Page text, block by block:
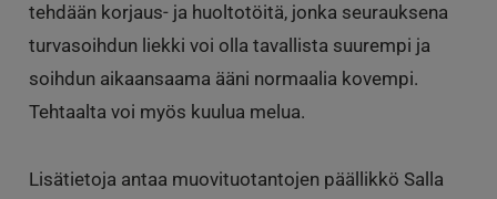
tehdään korjaus- ja huoltotöitä, jonka seurauksena
turvasoihdun liekki voi olla tavallista suurempi ja
soihdun aikaansaama ääni normaalia kovempi.
Tehtaalta voi myös kuulua melua.
Lisätietoja antaa muovituotantojen päällikkö Salla